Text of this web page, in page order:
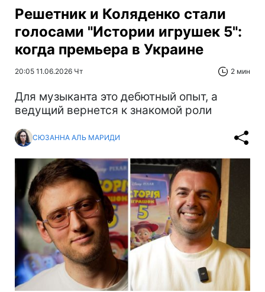
Решетник и Коляденко стали
голосами "Истории игрушек 5":
когда премьера в Украине
20:05 11.06.2026 Чт 2 мин
Для музыканта это дебютный опыт, а
ведущий вернется к знакомой роли
СЮЗАННА АЛЬ МАРИДИ